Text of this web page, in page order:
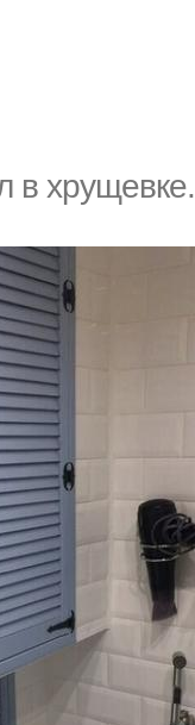
в хрущeвкe.